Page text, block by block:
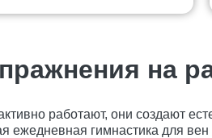
на
работают, они создают
ежедневная гимнастика для